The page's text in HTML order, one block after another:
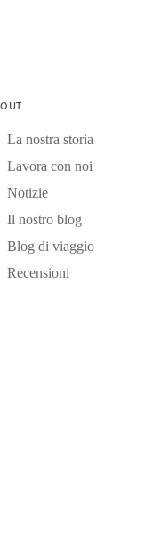
La nostra storia
Lavora con noi
Notizie
Il nostro blog
Blog di viaggio
Recensioni